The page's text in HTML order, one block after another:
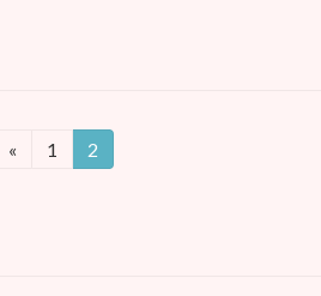
«
固
1
固
2